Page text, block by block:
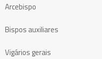
Arcebispo
Bispos auxiliares
Vigários gerais